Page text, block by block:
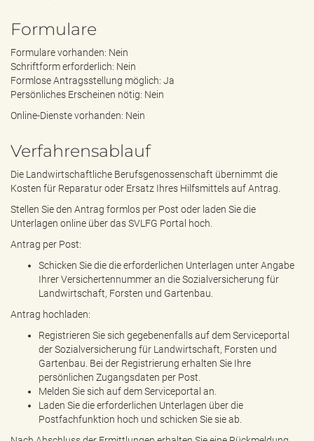
Formulare
Formulare vorhanden: Nein
Schriftform erforderlich: Nein
Formlose Antragsstellung möglich: Ja
Persönliches Erscheinen nötig: Nein
Online-Dienste vorhanden: Nein
Verfahrensablauf
Die Landwirtschaftliche Berufsgenossenschaft übernimmt die
Kosten für Reparatur oder Ersatz Ihres Hilfsmittels auf Antrag.
Stellen Sie den Antrag formlos per Post oder laden Sie die
Unterlagen online über das SVLFG Portal hoch.
Antrag per Post:
Schicken Sie die die erforderlichen Unterlagen unter Angabe
Ihrer Versichertennummer an die Sozialversicherung für
Landwirtschaft, Forsten und Gartenbau.
Antrag hochladen:
Registrieren Sie sich gegebenenfalls auf dem Serviceportal
der Sozialversicherung für Landwirtschaft, Forsten und
Gartenbau. Bei der Registrierung erhalten Sie Ihre
persönlichen Zugangsdaten per Post.
Melden Sie sich auf dem Serviceportal an.
Laden Sie die erforderlichen Unterlagen über die
Postfachfunktion hoch und schicken Sie sie ab.